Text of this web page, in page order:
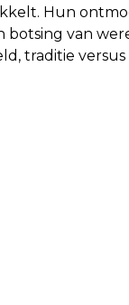
Hun
botsing van
traditie